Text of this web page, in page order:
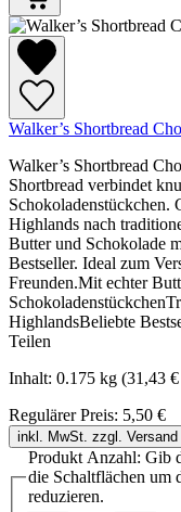
Walker’s Shortbread
Walker’s Shortbread
Shortbread verbindet
Schokoladenstückchen.
Highlands nach
Butter und Schokolade
Bestseller. Ideal zum
Freunden.Mit echter
HighlandsBeliebte
Teilen
Inhalt: 0.175 kg (31,43
Regulärer Preis: 5,50 €
inkl. MwSt. zzgl. Versand
Produkt Anzahl: Gib
die Schaltflächen um
reduzieren.